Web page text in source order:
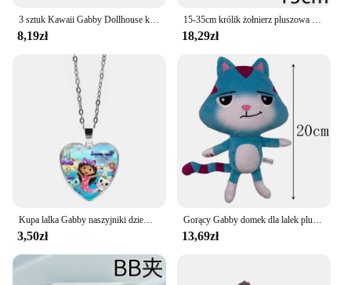
3 sztuk Kawaii Gabby Dollhouse koty naklejki z tatuażami wodoodporna Cartoon śliczne Gabby Doll House koty naklejki dla dzieci zabawki dla dzieci prezenty
8,19zł
15-35cm królik żołnierz pluszowa zabawka imitacja zwierzęcia słoń Panda lalka prezent urodzinowy dla dzieci gra peryferyjna pluszowa lalka
18,29zł
3,50zł 13,69zł